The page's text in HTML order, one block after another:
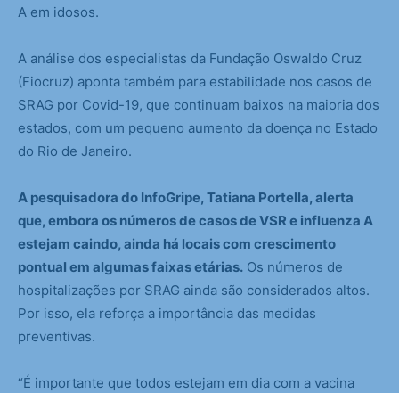
A em idosos.
A análise dos especialistas da Fundação Oswaldo Cruz
(Fiocruz) aponta também para estabilidade nos casos de
SRAG por Covid-19, que continuam baixos na maioria dos
estados, com um pequeno aumento da doença no Estado
do Rio de Janeiro.
A pesquisadora do InfoGripe, Tatiana Portella, alerta
que, embora os números de casos de VSR e influenza A
estejam caindo, ainda há locais com crescimento
pontual em algumas faixas etárias. Os números de
hospitalizações por SRAG ainda são considerados altos.
Por isso, ela reforça a importância das medidas
preventivas.
“É importante que todos estejam em dia com a vacina